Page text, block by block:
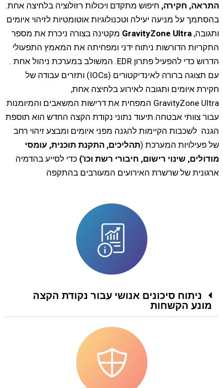
התראה, חקירה,חיפוש מתקדם ויכולות רזולוציה בלחיצה אחת.
בהסתמך על מניעה יעילה וטכנולוגיות אוטומטיות לזיהוי איומים
ותגובה,GravityZone Ultraמקטינה בצורה ניכרת את מספר
התקריות הדורשות ניתוח ידני ומפחיתה את המאמץ התפעולי
הדרוש כדי להפעיל פתרון EDR. המשולב במערכת ניהול אחת .
עם תצוגה ברורה לאינדיקטורים (IOCs) ותזרים עבודה של
חקירת איומים ותגובה לאירוע בלחיצה אחת,
GravityZone Ultra המפחית את דרישות המשאבים והמיומנות
עבור צוותי אבטחה.תיעוד נתוני נקודת הקצה החדש הוא תוספת
הגנה לשכבות הקיימות להגנה מפני איומים ומבצע זיהוי רחב
של פעילויות המערכת ( תהליכים, התקנת תוכנית, עומסי
מודולים, שינוי רישום, חיבורי רשת וכו')כדי לסייע בהדמיה
ארגונית של שרשרת האירועים המעורבים בהתקפה
ניתוח סיכונים אנושי עבור נקודת הקצה
מונע הקשחות